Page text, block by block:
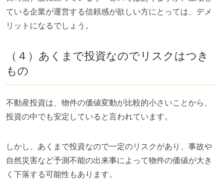
ている企業が運営する信頼感が欲しい方にとっては、デメ
リットになるでしょう。
（４）あくまで投資なのでリスクはつき
もの
不動産投資は、物件の価値変動が比較的小さいことから、
投資の中でも安定していると言われています。
しかし、あくまで投資なので一定のリスクがあり、事故や
自然災害など予測不能の出来事によって物件の価値が大き
く下落する可能性もあります。